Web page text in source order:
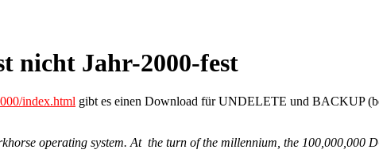
nicht Jahr-2000-fest
index.html gibt es einen Download für UNDELETE und BACKUP
operating system. At the turn of the millennium, the 100,000,000